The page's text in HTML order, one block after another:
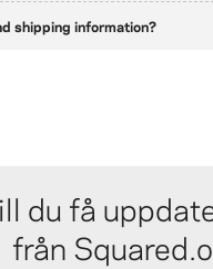
shipping information?
du få
från